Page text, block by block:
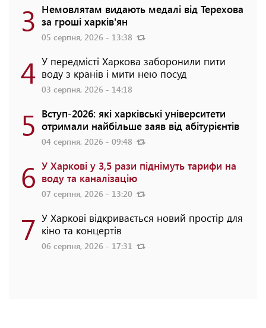
3 Немовлятам видають медалі від Терехова
за гроші харків'ян
05 серпня, 2026 - 13:38
4 У передмісті Харкова заборонили пити
воду з кранів і мити нею посуд
03 серпня, 2026 - 14:18
5 Вступ-2026: які харківські університети
отримали найбільше заяв від абітурієнтів
04 серпня, 2026 - 09:48
6 У Харкові у 3,5 рази піднімуть тарифи на
воду та каналізацію
07 серпня, 2026 - 13:20
7 У Харкові відкривається новий простір для
кіно та концертів
06 серпня, 2026 - 17:31